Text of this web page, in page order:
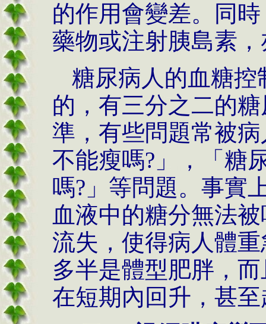
的作用會變差。同
藥物或注射胰島素
糖尿病人的血糖
的，有三分之二的
準，有些問題常被
不能瘦嗎?」，「糖
嗎?」等問題。事實
血液中的糖分無法
流失，使得病人體
多半是體型肥胖，
在短期內回升，甚